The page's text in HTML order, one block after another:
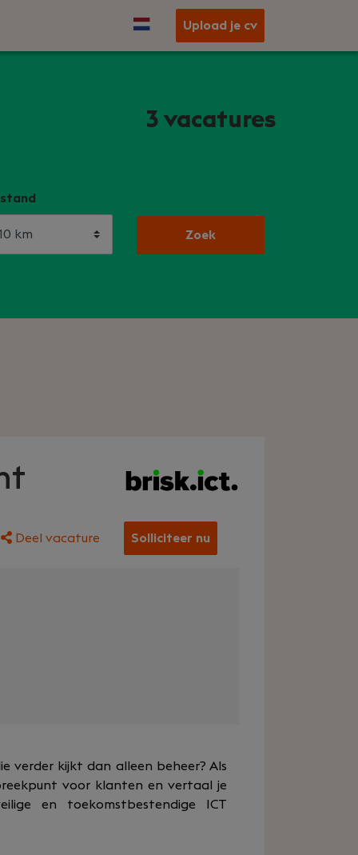
Upload je cv
3 vacatures
Zoek
Deel vacature Solliciteer nu
verder kijkt dan alleen beheer? Als
voor klanten en vertaal je
en toekomstbestendige ICT